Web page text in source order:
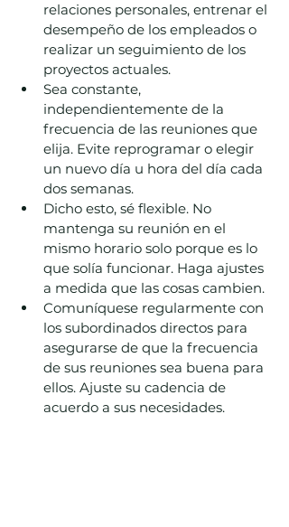
relaciones personales, entrenar el
desempeño de los empleados o
realizar un seguimiento de los
proyectos actuales.
Sea constante,
independientemente de la
frecuencia de las reuniones que
elija. Evite reprogramar o elegir
un nuevo día u hora del día cada
dos semanas.
Dicho esto, sé flexible. No
mantenga su reunión en el
mismo horario solo porque es lo
que solía funcionar. Haga ajustes
a medida que las cosas cambien.
Comuníquese regularmente con
los subordinados directos para
asegurarse de que la frecuencia
de sus reuniones sea buena para
ellos. Ajuste su cadencia de
acuerdo a sus necesidades.